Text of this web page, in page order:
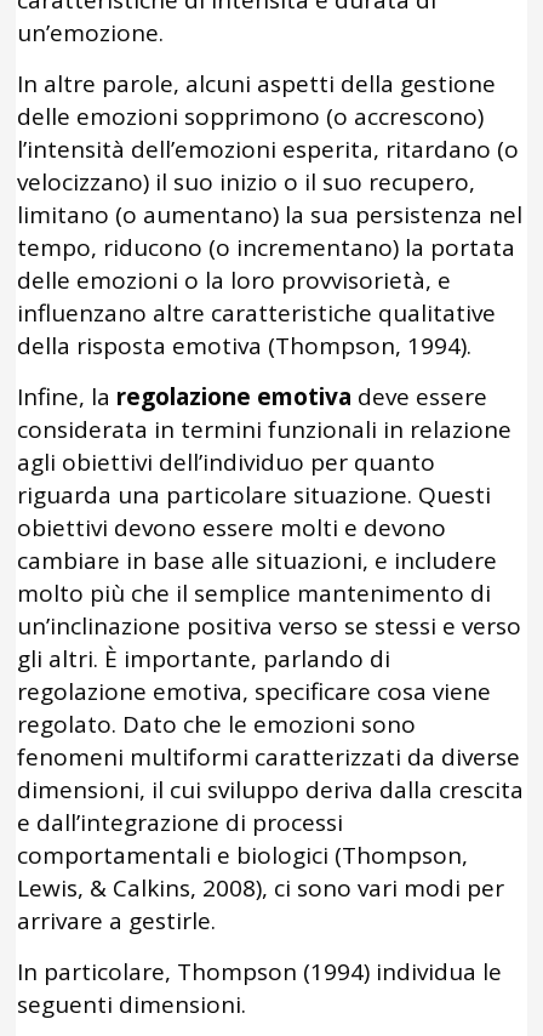
un’emozione.
In altre parole, alcuni aspetti della gestione
delle emozioni sopprimono (o accrescono)
l’intensità dell’emozioni esperita, ritardano (o
velocizzano) il suo inizio o il suo recupero,
limitano (o aumentano) la sua persistenza nel
tempo, riducono (o incrementano) la portata
delle emozioni o la loro provvisorietà, e
influenzano altre caratteristiche qualitative
della risposta emotiva (Thompson, 1994).
Infine, la regolazione emotiva deve essere
considerata in termini funzionali in relazione
agli obiettivi dell’individuo per quanto
riguarda una particolare situazione. Questi
obiettivi devono essere molti e devono
cambiare in base alle situazioni, e includere
molto più che il semplice mantenimento di
un’inclinazione positiva verso se stessi e verso
gli altri. È importante, parlando di
regolazione emotiva, specificare cosa viene
regolato. Dato che le emozioni sono
fenomeni multiformi caratterizzati da diverse
dimensioni, il cui sviluppo deriva dalla crescita
e dall’integrazione di processi
comportamentali e biologici (Thompson,
Lewis, & Calkins, 2008), ci sono vari modi per
arrivare a gestirle.
In particolare, Thompson (1994) individua le
seguenti dimensioni.